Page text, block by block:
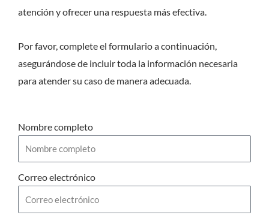
atención y ofrecer una respuesta más efectiva.
Por favor, complete el formulario a continuación,
asegurándose de incluir toda la información necesaria
para atender su caso de manera adecuada.
Nombre completo
Correo electrónico